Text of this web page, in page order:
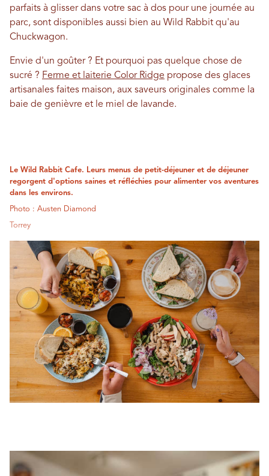
parfaits à glisser dans votre sac à dos pour une journée au
parc, sont disponibles aussi bien au Wild Rabbit qu'au
Chuckwagon.
Envie d'un goûter ? Et pourquoi pas quelque chose de
sucré ? Ferme et laiterie Color Ridge propose des glaces
artisanales faites maison, aux saveurs originales comme la
baie de genièvre et le miel de lavande.
Le Wild Rabbit Cafe. Leurs menus de petit-déjeuner et de déjeuner
regorgent d'options saines et réfléchies pour alimenter vos aventures
dans les environs.
Photo : Austen Diamond
Torrey